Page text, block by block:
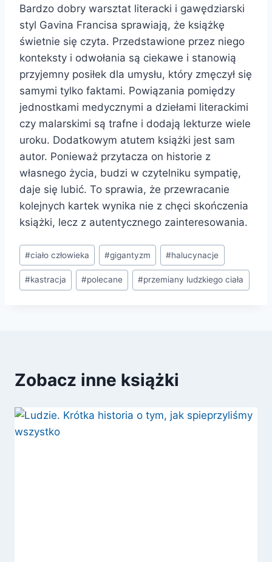
Bardzo dobry warsztat literacki i gawędziarski
styl Gavina Francisa sprawiają, że książkę
świetnie się czyta. Przedstawione przez niego
konteksty i odwołania są ciekawe i stanowią
przyjemny posiłek dla umysłu, który zmęczył się
samymi tylko faktami. Powiązania pomiędzy
jednostkami medycznymi a dziełami literackimi
czy malarskimi są trafne i dodają lekturze wiele
uroku. Dodatkowym atutem książki jest sam
autor. Ponieważ przytacza on historie z
własnego życia, budzi w czytelniku sympatię,
daje się lubić. To sprawia, że przewracanie
kolejnych kartek wynika nie z chęci skończenia
książki, lecz z autentycznego zainteresowania.
Tagi
wpisu:
#ciało człowieka #gigantyzm #halucynacje
#kastracja #polecane #przemiany ludzkiego ciała
Zobacz inne książki